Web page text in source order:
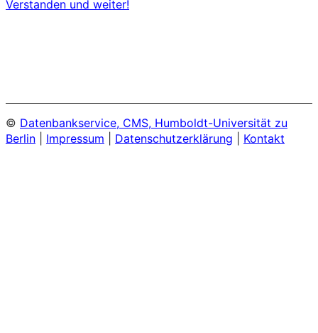
Verstanden und weiter!
© Datenbankservice, CMS, Humboldt-Universität zu
Berlin
Impressum Datenschutzerklärung Kontakt